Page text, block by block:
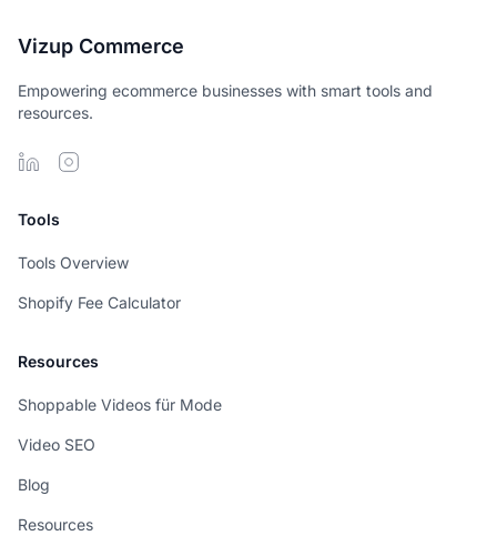
Vizup Commerce
Empowering ecommerce businesses with smart tools and
resources.
Tools
Tools Overview
Shopify Fee Calculator
Resources
Shoppable Videos für Mode
Video SEO
Blog
Resources